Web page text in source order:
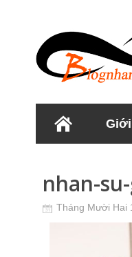
nhan-
Tháng Mười Hai